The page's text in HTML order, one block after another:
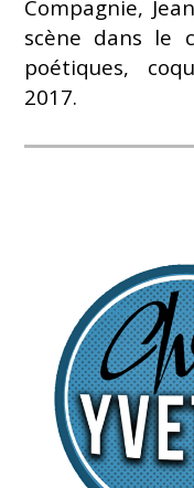
Compagnie,
scène dans le
poétiques,
2017.